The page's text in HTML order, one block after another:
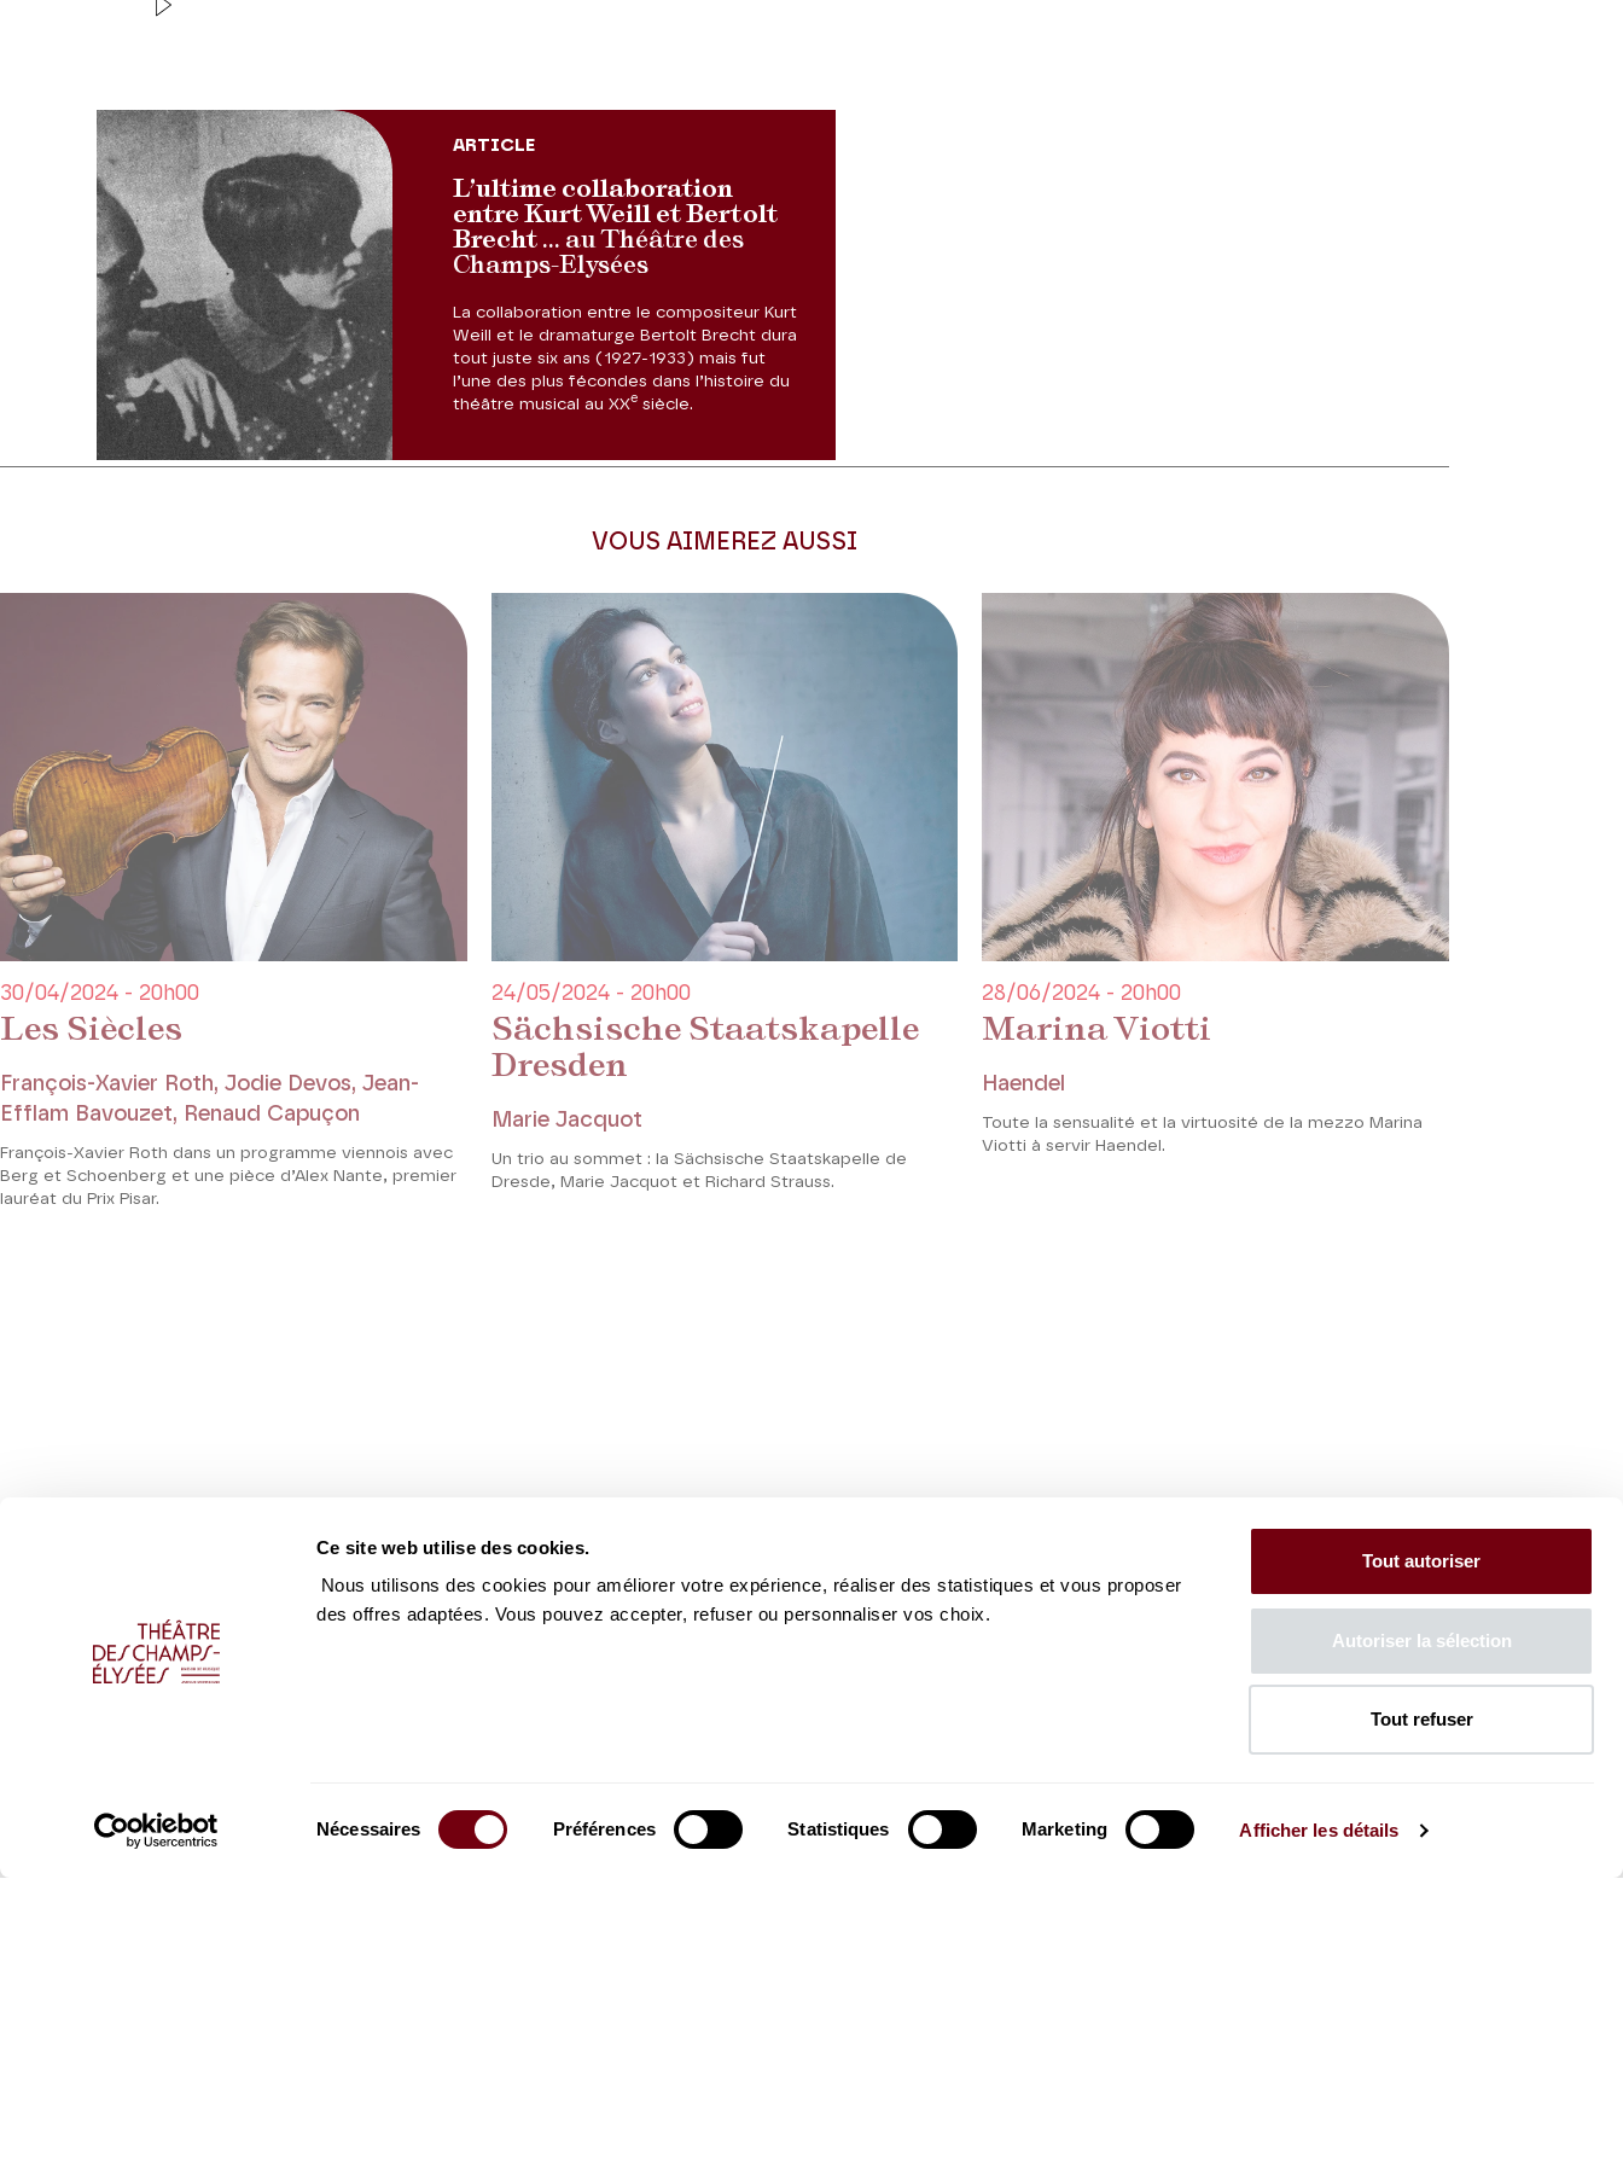
Ce site web utilise des cookies.
Nous utilisons des cookies pour améliorer votre expérience, réaliser des statistiques et vous proposer
des offres adaptées. Vous pouvez accepter, refuser ou personnaliser vos choix.
Nécessaires Préférences Statistiques Marketing Afficher les détails
Tout autoriser
Autoriser la sélection
Tout refuser
ARTICLE
L’ultime collaboration
entre Kurt Weill et Bertolt
Brecht... au Théâtre des
Champs-Elysées
La collaboration entre le compositeur Kurt
Weill et le dramaturge Bertolt Brecht dura
tout juste six ans (1927-1933) mais fut
l’une des plus fécondes dans l’histoire du
théâtre musical au XXesiècle.
VOUS AIMEREZ AUSSI
Les Siècles
30/04/2024 - 20h00
François-Xavier Roth, Jodie Devos, Jean-
Efflam Bavouzet, Renaud Capuçon
François-Xavier Roth dans un programme viennois avec
Berg et Schoenberg et une pièce d’Alex Nante, premier
lauréat du Prix Pisar.
Sächsische Staatskapelle
Dresden
24/05/2024 - 20h00
Marie Jacquot
Un trio au sommet : la Sächsische Staatskapelle de
Dresde, Marie Jacquot et Richard Strauss.
Marina Viotti
28/06/2024 - 20h00
Haendel
Toute la sensualité et la virtuosité de la mezzo Marina
Viotti à servir Haendel.